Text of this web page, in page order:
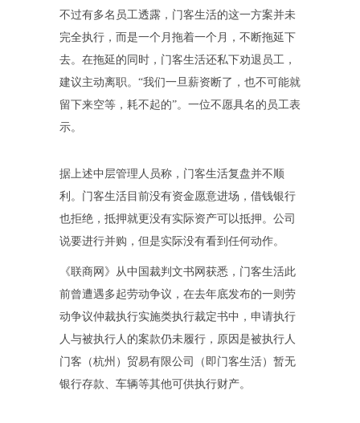
不过有多名员工透露，门客生活的这一方案并未
完全执行，而是一个月拖着一个月，不断拖延下
去。在拖延的同时，门客生活还私下劝退员工，
建议主动离职。“我们一旦薪资断了，也不可能就
留下来空等，耗不起的”。一位不愿具名的员工表
示。
据上述中层管理人员称，门客生活复盘并不顺
利。门客生活目前没有资金愿意进场，借钱银行
也拒绝，抵押就更没有实际资产可以抵押。公司
说要进行并购，但是实际没有看到任何动作。
《联商网》从中国裁判文书网获悉，门客生活此
前曾遭遇多起劳动争议，在去年底发布的一则劳
动争议仲裁执行实施类执行裁定书中，申请执行
人与被执行人的案款仍未履行，原因是被执行人
门客（杭州）贸易有限公司（即门客生活）暂无
银行存款、车辆等其他可供执行财产。